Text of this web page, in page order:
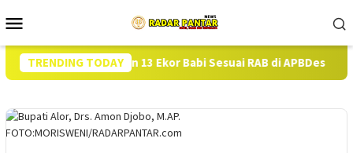
ke
Mobile
TRENDING TODAY
Pengadaan 13 Ekor Babi Sesuai RAB di APBDes